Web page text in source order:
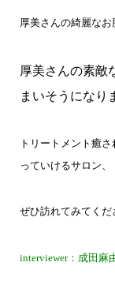
厚美さんの綺麗な
厚美さんの素敵
まいそうになり
トリートメント癒
っていけるサロン、
ぜひ訪れてみてくだ
interviewer：成田麻